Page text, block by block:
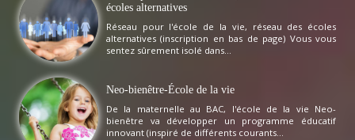
écoles alternatives
Réseau pour l'école de la vie, réseau des écoles
alternatives (inscription en bas de page) Vous vous
sentez sûrement isolé dans...
Neo-bienêtre-École de la vie
De la maternelle au BAC, l'école de la vie Neo-
bienêtre va développer un programme éducatif
innovant (inspiré de différents courants...